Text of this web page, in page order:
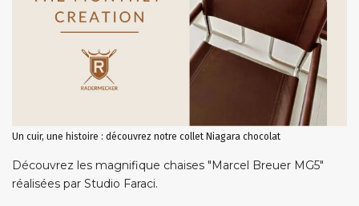
Un cuir, une histoire : découvrez notre collet Niagara chocolat
Découvrez les magnifique chaises "Marcel Breuer MG5"
réalisées par Studio Faraci.